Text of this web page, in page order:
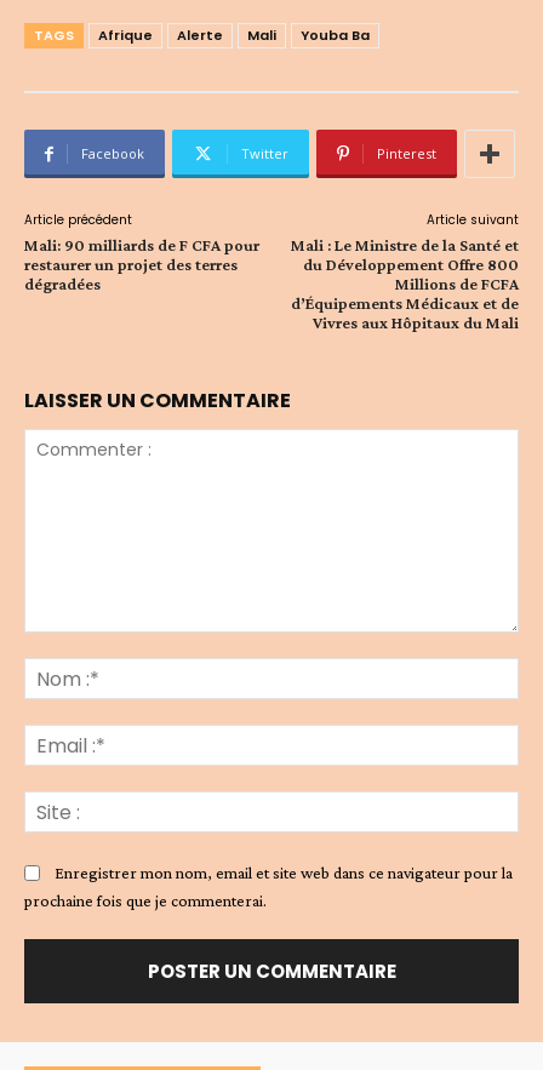
TAGS Afrique Alerte Mali Youba Ba
Facebook Twitter Pinterest
Article précédent
Mali: 90 milliards de F CFA pour
restaurer un projet des terres
dégradées
Article suivant
Mali : Le Ministre de la Santé et
du Développement Offre 800
Millions de FCFA
d’Équipements Médicaux et de
Vivres aux Hôpitaux du Mali
LAISSER UN COMMENTAIRE
:*
:*
:
Enregistrer mon nom, email et site web dans ce navigateur pour la
prochaine fois que je commenterai.